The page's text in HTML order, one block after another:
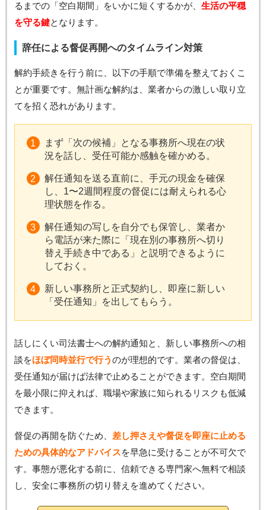
るまでの「空白期間」をいかに短くするかが、 生活の平穏
を守る鍵となります。
辞任による督促再開へのタイムライン対策
解約手続きを行う前に、以下の手順で準備を整えておくこ
とが重要です。無計画な解約は、業者からの激しい取り立
てを招く恐れがあります。
まず「次の候補」となる事務所へ現在の状
況を話し、受任可能か感触を確かめる。
解任通知を送る直前に、手元の現金を確保
し、1〜2週間程度の督促には耐えられる心
理状態を作る。
解任通知の写しを自分でも保管し、業者か
ら電話が来た際に「現在別の事務所へ切り
替え手続き中である」と説明できるように
しておく。
新しい事務所と正式契約し、即座に新しい
「受任通知」を出してもらう。
話しにくい司法書士への解約通知と、新しい事務所への相
談をほぼ同時並行で行うのが理想的です。業者の督促は、
受任通知が届けば法律で止めることができます。空白期間
を最小限に抑えれば、職場や家族に知られるリスクも低減
できます。
督促の再開を防ぐため、 差し押さえや督促を即座に止める
ための具体的なアドバイスを早急に受けることが不可欠で
す。事態が悪化する前に、信頼できる専門家へ無料で相談
し、安全に事務所の切り替えを進めてください。